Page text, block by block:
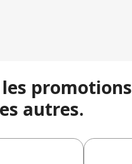
promotions
autres.